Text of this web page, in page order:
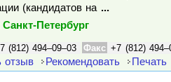
(кандидатов на ...
Санкт-Петербург
(812) 494–09–03 Факс +7 (812)
отзыв Рекомендовать Печать